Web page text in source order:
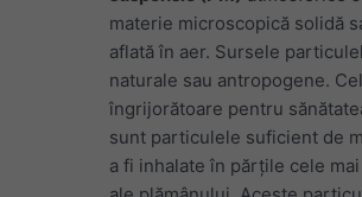
materie microscopică solidă
aflată în aer. Sursele
naturale sau antropogene.
îngrijorătoare pentru
sunt particulele suficient de
a fi inhalate în părțile cele